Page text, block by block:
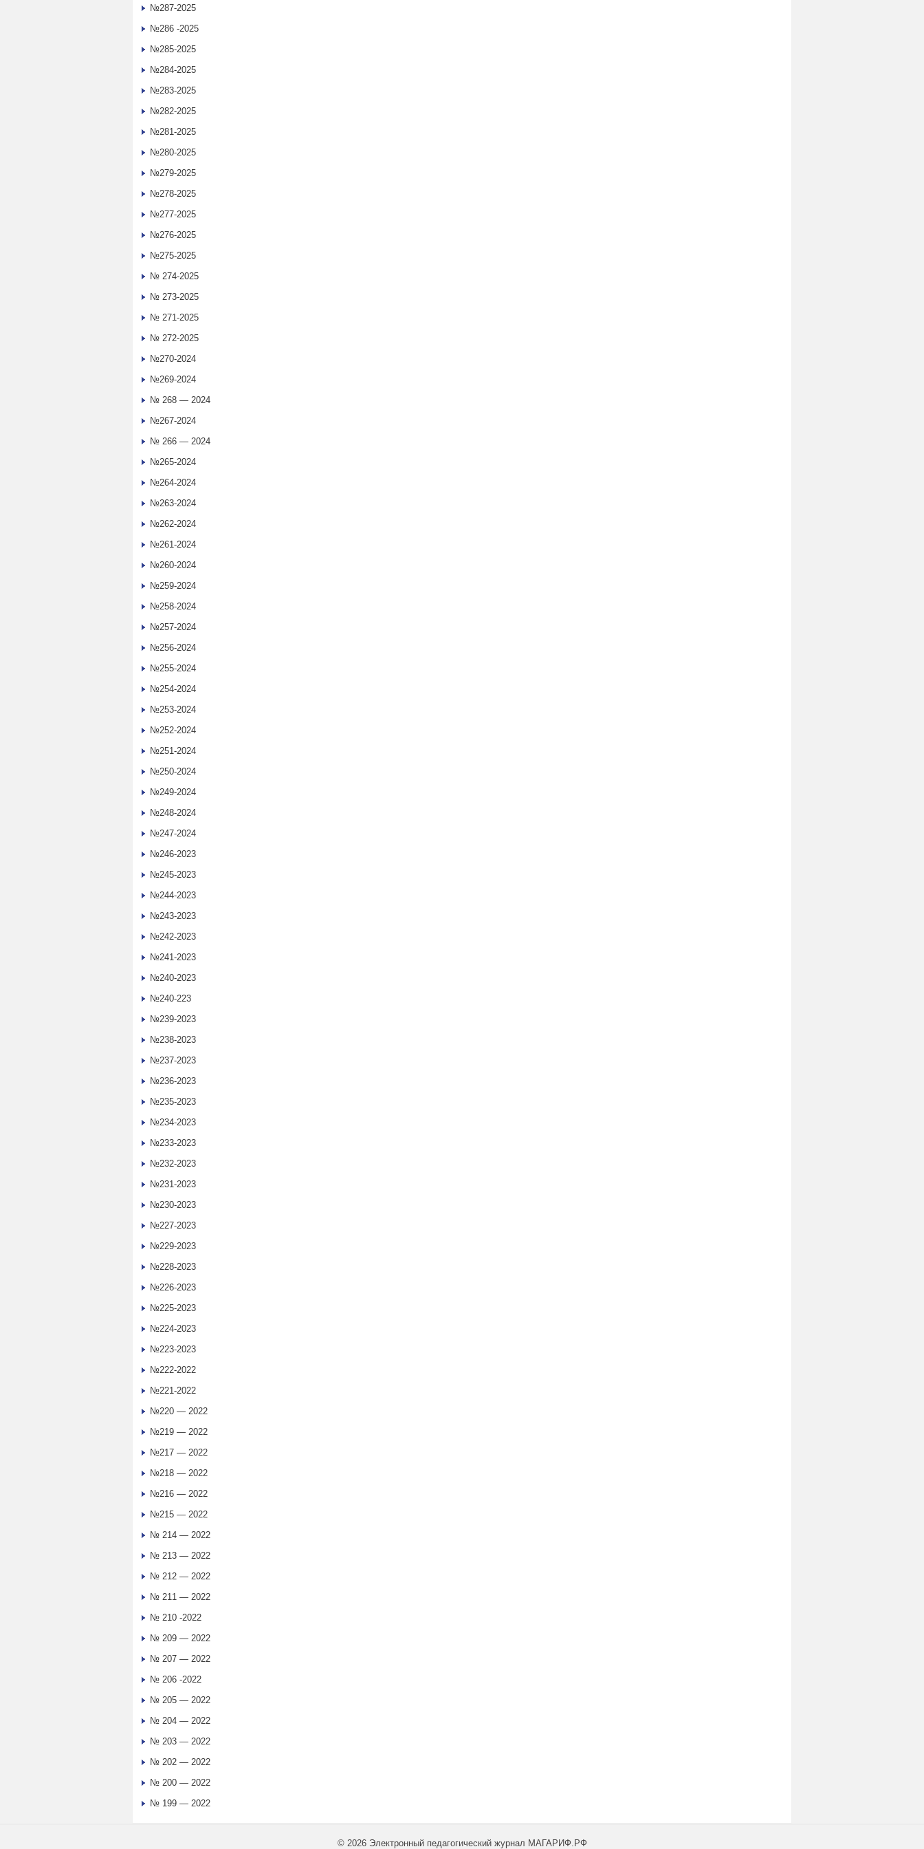
№287-2025
№286 -2025
№285-2025
№284-2025
№283-2025
№282-2025
№281-2025
№280-2025
№279-2025
№278-2025
№277-2025
№276-2025
№275-2025
№ 274-2025
№ 273-2025
№ 271-2025
№ 272-2025
№270-2024
№269-2024
№ 268 — 2024
№267-2024
№ 266 — 2024
№265-2024
№264-2024
№263-2024
№262-2024
№261-2024
№260-2024
№259-2024
№258-2024
№257-2024
№256-2024
№255-2024
№254-2024
№253-2024
№252-2024
№251-2024
№250-2024
№249-2024
№248-2024
№247-2024
№246-2023
№245-2023
№244-2023
№243-2023
№242-2023
№241-2023
№240-2023
№240-223
№239-2023
№238-2023
№237-2023
№236-2023
№235-2023
№234-2023
№233-2023
№232-2023
№231-2023
№230-2023
№227-2023
№229-2023
№228-2023
№226-2023
№225-2023
№224-2023
№223-2023
№222-2022
№221-2022
№220 — 2022
№219 — 2022
№217 — 2022
№218 — 2022
№216 — 2022
№215 — 2022
№ 214 — 2022
№ 213 — 2022
№ 212 — 2022
№ 211 — 2022
№ 210 -2022
№ 209 — 2022
№ 207 — 2022
№ 206 -2022
№ 205 — 2022
№ 204 — 2022
№ 203 — 2022
№ 202 — 2022
№ 200 — 2022
№ 199 — 2022
© 2026 Электронный педагогический журнал МАГАРИФ.РФ